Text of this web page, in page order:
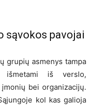
sąvokos pavojai
grupių asmenys tampa
išmetami iš verslo,
bei organizacijų.
kol kas galioja